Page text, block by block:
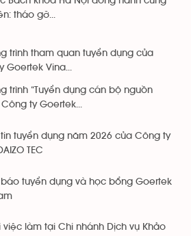
tháo gỡ...
trình tham quan tuyển dụng của
Goertek Vina...
trình “Tuyển dụng cán bộ nguồn
Công ty Goertek...
tin tuyển dụng năm 2026 của Công ty
TEC
báo tuyển dụng và học bổng Goertek
việc làm tại Chi nhánh Dịch vụ Khảo